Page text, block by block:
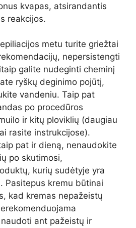
kvapas, atsirandantis
reakcijos.
metu turite griežtai
nepersistengti
galite nudeginti cheminį
ryškų deginimo pojūtį,
vandeniu. Taip pat
po procedūros
ir kitų ploviklių (daugiau
rasite instrukcijose).
pat ir dieną, nenaudokite
po skutimosi,
kurių sudėtyje yra
Pasitepus kremu būtinai
kad kremas nepažeistų
ant pažeistų ir